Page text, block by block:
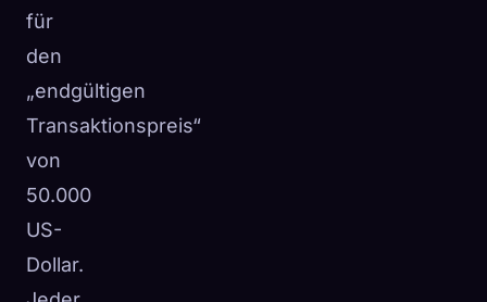
für
den
„endgültigen
Transaktionspreis“
von
50.000
US-
Dollar.